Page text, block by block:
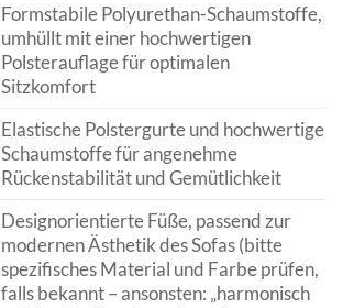
Formstabile Polyurethan-Schaumstoffe,
umhüllt mit einer hochwertigen
Polsterauflage für optimalen
Sitzkomfort
Elastische Polstergurte und hochwertige
Schaumstoffe für angenehme
Rückenstabilität und Gemütlichkeit
Designorientierte Füße, passend zur
modernen Ästhetik des Sofas (bitte
spezifisches Material und Farbe prüfen,
falls bekannt – ansonsten: „harmonisch